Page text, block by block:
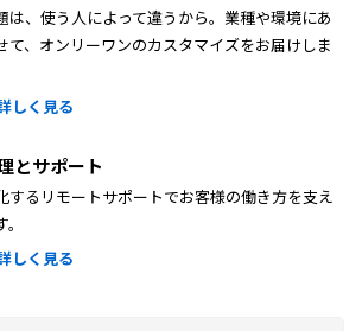
は、使う人によって違うから。業種や環境にあ
て、オンリーワンのカスタマイズをお届けしま
しく見る
とサポート
するリモートサポートでお客様の働き方を支え
しく見る